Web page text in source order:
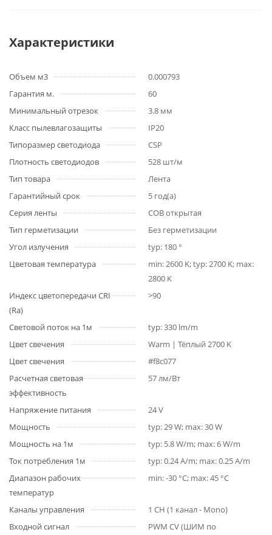
Характеристики
Объем м3
0.000793
Гарантия м.
60
Минимальный отрезок
3.8 мм
Класс пылевлагозащиты
IP20
Типоразмер светодиода
CSP
Плотность светодиодов
528 шт/м
Тип товара
Лента
Гарантийный срок
5 год(а)
Серия ленты
COB открытая
Тип герметизации
Без герметизации
Угол излучения
typ: 180 °
Цветовая температура
min: 2600 K; typ: 2700 K; max:
2800 K
Индекс цветопередачи CRI
(Ra)
>90
Световой поток на 1м
typ: 330 lm/m
Цвет свечения
Warm | Тёплый 2700 K
Цвет свечения
#f8c077
Расчетная световая
эффективность
57 лм/Вт
Напряжение питания
24 V
Мощность
typ: 29 W; max: 30 W
Мощность на 1м
typ: 5.8 W/m; max: 6 W/m
Ток потребления 1м
typ: 0.24 A/m; max: 0.25 A/m
Диапазон рабочих
температур
min: -30 °C; max: 45 °C
Каналы управления
1 CH (1 канал - Mono)
Входной сигнал
PWM СV (ШИМ по